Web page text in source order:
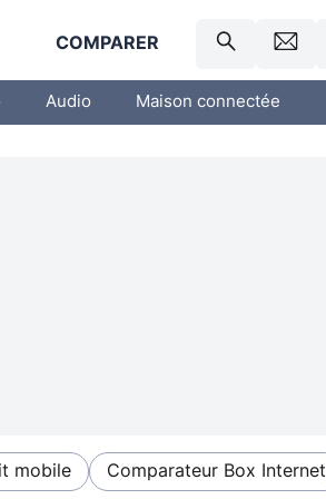
COMPARER
Audio Maison connectée
mobile Comparateur Box Internet